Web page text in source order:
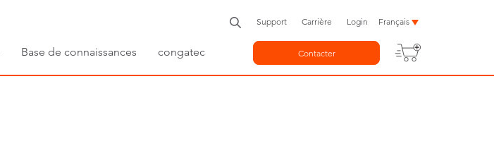
Base de connaissances congatec
Support Carrière Login Français
Contacter